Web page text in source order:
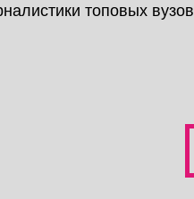
топовых вузов